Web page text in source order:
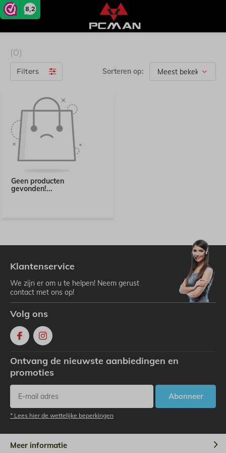
8,2
(0)
Filters Sorteren op:
Geen producten
gevonden!...
Klantenservice
We zijn er om u te helpen! Neem gerust
contact met ons op!
Volg ons
Ontvang de nieuwste aanbiedingen en
promoties
Abonneer
* Lees hier de wettelijke beperkingen
Meer informatie